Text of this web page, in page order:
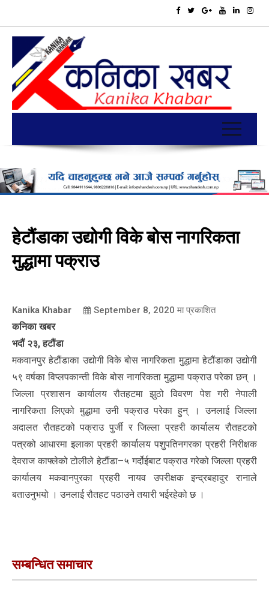
हेटौंडाका उद्योगी विके बोस नागरिकता
मुद्धामा पक्राउ
Kanika Khabar September 8, 2020 मा प्रकाशित
कनिका खबर
भदौं २३, हटौंडा
मकवानपुर हेटौंडाका उद्योगी विके बोस नागरिकता मुद्धामा हेटौंडाका उद्योगी
५९ वर्षका विप्लपकान्ती विके बोस नागरिकता मुद्धामा पक्राउ परेका छन् ।
जिल्ला प्रशासन कार्यालय रौतहटमा झुठो विवरण पेश गरी नेपाली
नागरिकता लिएको मुद्धामा उनी पक्राउ परेका हुन् । उनलाई जिल्ला
अदालत रौतहटको पक्राउ पुर्जी र जिल्ला प्रहरी कार्यालय रौतहटको
पत्रको आधारमा इलाका प्रहरी कार्यालय पशुपतिनगरका प्रहरी निरीक्षक
देवराज काफ्लेको टोलीले हेटौंडा–५ गर्दोईबाट पक्राउ गरेको जिल्ला प्रहरी
कार्यालय मकवानपुरका प्रहरी नायव उपरीक्षक इन्द्रबहादुर रानाले
बताउनुभयो । उनलाई रौतहट पठाउने तयारी भईरहेको छ ।
सम्बन्धित समाचार